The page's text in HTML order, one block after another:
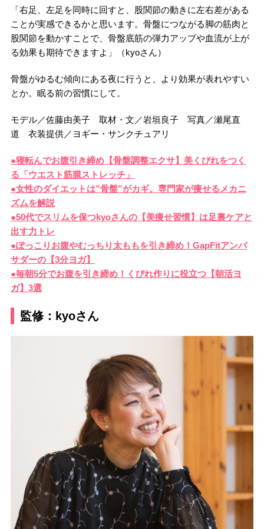
「右足、左足を同時に回すと、股関節の動きに左右差がある
ことが実感できるかと思います。骨盤につながる脚の筋肉と
股関節を動かすことで、骨盤底筋の弾力アップや血流が上が
る効果も期待できますよ」（kyoさん）
骨盤がゆるむ傾向にある夜に行うと、より効果が表れやすい
とか。眠る前の習慣にして。
モデル／佐藤由美子 取材・文／岩垣良子 写真／瀬尾直
道 衣装提供／ヨギー・サンクチュアリ
●寝転んでお腹引き締め【骨盤調整エクサ】美くびれをつく
る「ウエスト筋膜ストレッチ」
●女性のダイエットは”骨盤”がカギ。専門家が痩せるメカニ
ズムを解説
●50代でスリムを保つkyoさんの【美痩せ習慣】は足裏ケアと
出す力トレ
●ぽっこりお腹やむっちり太ももを引き締め！GapFitアンバ
サダーの【3分ヨガ】
●毎朝5分でお腹を引き締め！くびれ作りに役立つ【朝活ヨ
ガ】3選
監修：kyoさん